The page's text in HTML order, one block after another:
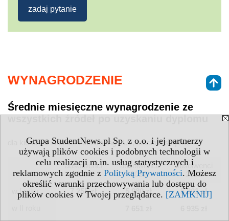
Grupa StudentNews.pl Sp. z o.o. i jej partnerzy
używają plików cookies i podobnych technologii w
celu realizacji m.in. usług statystycznych i
reklamowych zgodnie z Polityką Prywatności. Możesz
określić warunki przechowywania lub dostępu do
plików cookies w Twojej przeglądarce. [ZAMKNIJ]
zadaj pytanie
WYNAGRODZENIE
Średnie miesięczne wynagrodzenie ze
wszystkich źródeł po uzyskaniu dyplomu
dla kierunku Finanse i controlling - UJ, studia II stopnia
absolwenci
2023
absolwenci
2022
absolwenci
2021
w I roku
7 255 zł 5 980 zł
5 801 zł